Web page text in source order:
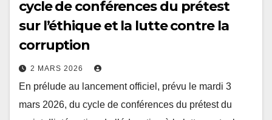
sur l’éthique et la lutte contre la
corruption
2 MARS 2026
En prélude au lancement officiel, prévu le mardi 3
mars 2026, du cycle de conférences du prétest du
projet d’intégration de l’éducation à la lutte contre la